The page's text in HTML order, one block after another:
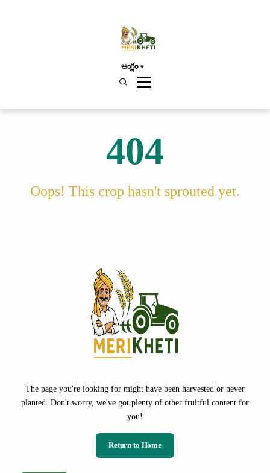
ఆంగ్లం
404
Oops! This crop hasn't sprouted yet.
The page you're looking for might have been harvested or never
planted. Don't worry, we've got plenty of other fruitful content for
you!
Return to Home